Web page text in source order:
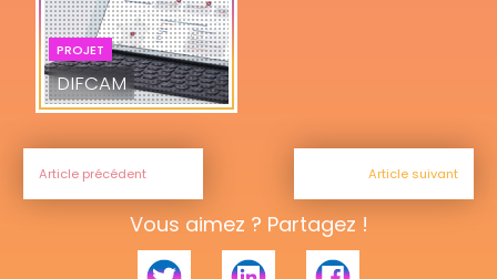
PROJET
DIFCAM
Article précédent
Vous aimez ? Partagez !
Article suivant